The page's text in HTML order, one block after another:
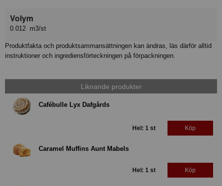
Volym
0.012 m3/st
Produktfakta och produktsammansättningen kan ändras, läs därför alltid
instruktioner och ingrediensförteckningen på förpackningen.
Liknande produkter
Cafébulle Lyx Dafgårds
Hel: 1 st Köp
Caramel Muffins Aunt Mabels
Hel: 1 st Köp